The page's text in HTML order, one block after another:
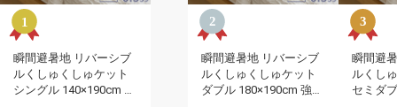
瞬間避暑地 リバーシブ
ルくしゅくしゅケット
シングル 140×190cm 強
瞬間避暑地 リバーシブ
ルくしゅくしゅケット
ダブル 180×190cm 強冷
瞬間避
ルくし
セミダ